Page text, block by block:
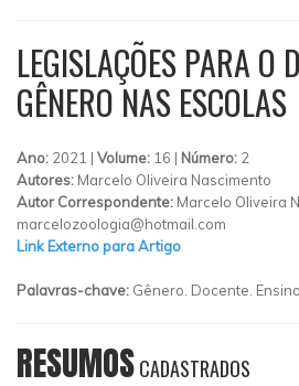
LEGISLAÇÕES PARA O
GÊNERO NAS ESCOLAS
Ano: 2021 | Volume: 16 | Número: 2
Autores: Marcelo Oliveira Nascimento
Autor Correspondente: Marcelo Oliveira
marcelozoologia@hotmail.com
Link Externo para Artigo
Palavras-chave: Gênero. Docente.
RESUMOSCADASTRADOS